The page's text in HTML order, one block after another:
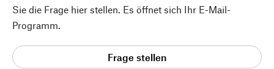
Sie die Frage hier stellen. Es öffnet sich Ihr E-Mail-
Programm.
Frage stellen